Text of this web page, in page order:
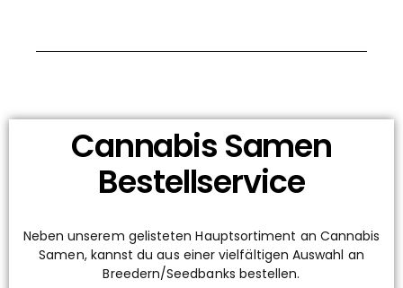
Cannabis Samen
Bestellservice
Neben unserem gelisteten Hauptsortiment an Cannabis
Samen, kannst du aus einer vielfältigen Auswahl an
Breedern/Seedbanks bestellen.